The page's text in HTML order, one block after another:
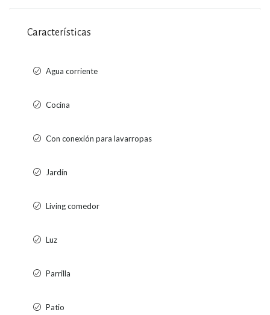
Características
Agua corriente
Cocina
Con conexión para lavarropas
Jardín
Living comedor
Luz
Parrilla
Patio